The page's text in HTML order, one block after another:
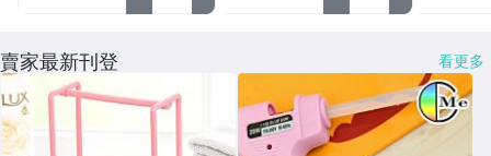
賣家最新刊登 看更多